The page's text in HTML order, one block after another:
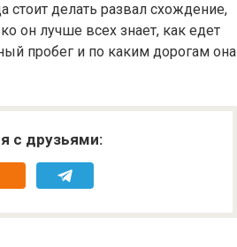
стоит делать развал схождение,
он лучше всех знает, как едет
пробег и по каким дорогам она
с друзьями: